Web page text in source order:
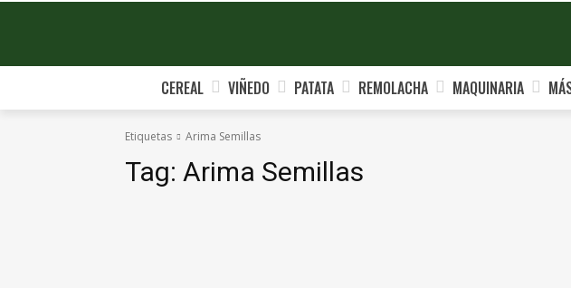
CEREAL VIÑEDO PATATA REMOLACHA MAQUINARIA
Etiquetas Arima Semillas
Tag: Arima Semillas